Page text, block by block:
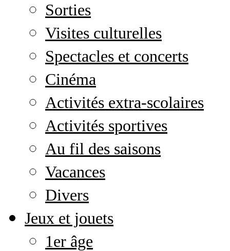
Sorties
Visites culturelles
Spectacles et concerts
Cinéma
Activités extra-scolaires
Activités sportives
Au fil des saisons
Vacances
Divers
Jeux et jouets
1er âge